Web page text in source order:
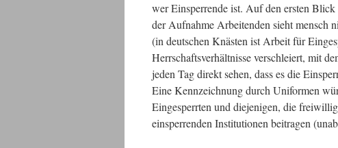
wer Einsperrende ist. Auf den ersten
der Aufnahme Arbeitenden sieht mensch
(in deutschen Knästen ist Arbeit für
Herrschaftsverhältnisse verschleiert, mit
jeden Tag direkt sehen, dass es die
Eine Kennzeichnung durch Uniformen
Eingesperrten und diejenigen, die
einsperrenden Institutionen beitragen